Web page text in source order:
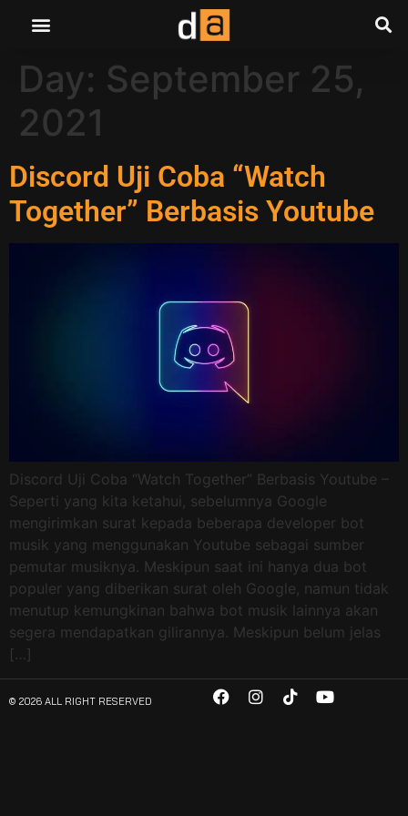
Day: September 25,
2021
Discord Uji Coba “Watch
Together” Berbasis Youtube
Discord Uji Coba “Watch Together” Berbasis Youtube –
Seperti yang kita ketahui, sebelumnya Google
mengirimkan surat kepada beberapa developer bot
musik yang menggunakan Youtube sebagai sumber
pemutar musiknya. Meskipun saat ini hanya dua bot
populer yang diberikan surat oleh Google, namun tidak
menutup kemungkinan bahwa bot musik lainnya akan
segera mendapatkan gilirannya. Meskipun belum jelas
[…]
© 2026 ALL RIGHT RESERVED